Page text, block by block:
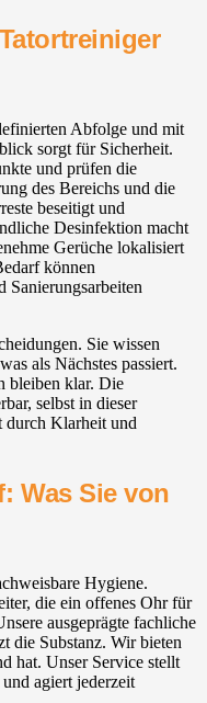
Abfolge und mit
sorgt für Sicherheit.
und prüfen die
des Bereichs und die
beseitigt und
Desinfektion macht
Gerüche lokalisiert
können
Sanierungsarbeiten
Sie wissen
als Nächstes passiert.
bleiben klar. Die
selbst in dieser
durch Klarheit und
Was Sie von
Hygiene.
die ein offenes Ohr für
ausgeprägte fachliche
die Substanz. Wir bieten
hat. Unser Service stellt
agiert jederzeit